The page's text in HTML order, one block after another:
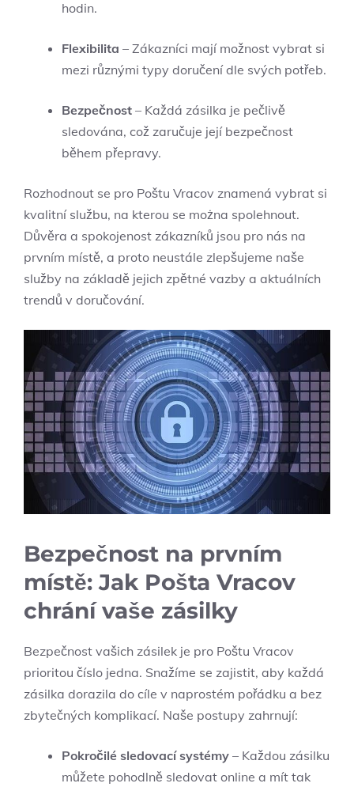
hodin.
Flexibilita – Zákazníci mají možnost vybrat si
mezi různými typy doručení dle svých potřeb.
Bezpečnost – Každá zásilka je pečlivě
sledována, což zaručuje její bezpečnost
během přepravy.
Rozhodnout se pro Poštu Vracov znamená vybrat si
kvalitní službu, na kterou se można spolehnout.
Důvěra a spokojenost zákazníků jsou pro nás na
prvním místě, a proto neustále zlepšujeme naše
služby na základě jejich zpětné vazby a aktuálních
trendů v doručování.
Bezpečnost na prvním
místě: Jak Pošta Vracov
chrání vaše zásilky
Bezpečnost vašich zásilek je pro Poštu Vracov
prioritou číslo jedna. Snažíme se zajistit, aby každá
zásilka dorazila do cíle v naprostém pořádku a bez
zbytečných komplikací. Naše postupy zahrnují:
Pokročilé sledovací systémy – Každou zásilku
můžete pohodlně sledovat online a mít tak